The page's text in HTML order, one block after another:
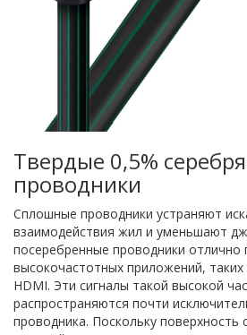
Твердые 0,5%
проводники
Сплошные проводники устраняют
взаимодействия жил и уменьшают
посеребренные проводники отлично
высокочастотных приложений, таких
HDMI. Эти сигналы такой высокой
распространяются почти
проводника. Поскольку поверхность